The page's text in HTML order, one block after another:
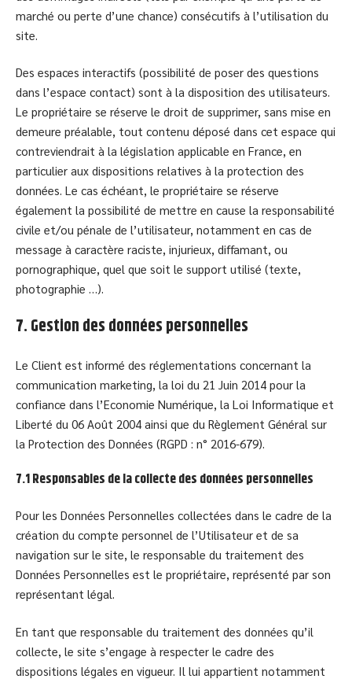
marché ou perte d’une chance) consécutifs à l’utilisation du
site.
Des espaces interactifs (possibilité de poser des questions
dans l’espace contact) sont à la disposition des utilisateurs.
Le propriétaire se réserve le droit de supprimer, sans mise en
demeure préalable, tout contenu déposé dans cet espace qui
contreviendrait à la législation applicable en France, en
particulier aux dispositions relatives à la protection des
données. Le cas échéant, le propriétaire se réserve
également la possibilité de mettre en cause la responsabilité
civile et/ou pénale de l’utilisateur, notamment en cas de
message à caractère raciste, injurieux, diffamant, ou
pornographique, quel que soit le support utilisé (texte,
photographie …).
7. Gestion des données personnelles
Le Client est informé des réglementations concernant la
communication marketing, la loi du 21 Juin 2014 pour la
confiance dans l’Economie Numérique, la Loi Informatique et
Liberté du 06 Août 2004 ainsi que du Règlement Général sur
la Protection des Données (RGPD : n° 2016-679).
7.1 Responsables de la collecte des données personnelles
Pour les Données Personnelles collectées dans le cadre de la
création du compte personnel de l’Utilisateur et de sa
navigation sur le site, le responsable du traitement des
Données Personnelles est le propriétaire, représenté par son
représentant légal.
En tant que responsable du traitement des données qu’il
collecte, le site s’engage à respecter le cadre des
dispositions légales en vigueur. Il lui appartient notamment